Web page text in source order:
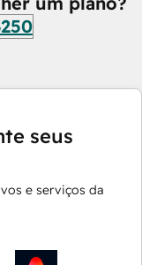
seus
e serviços da